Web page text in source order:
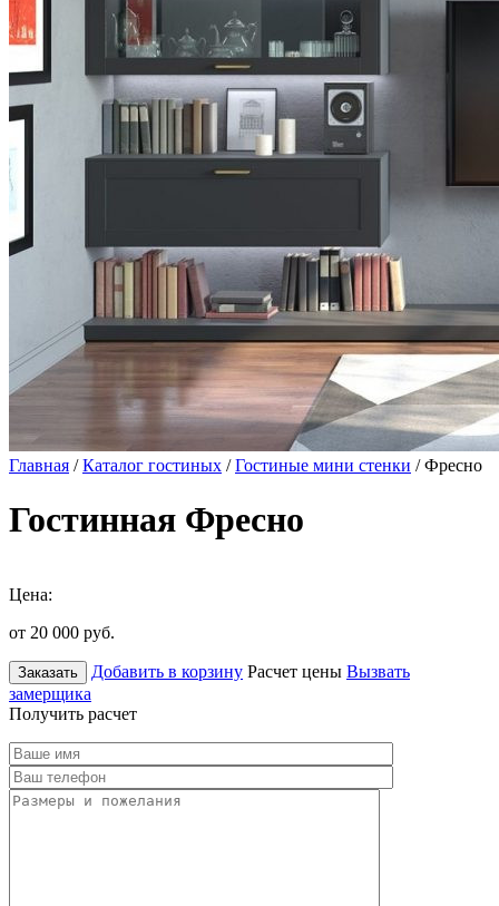
Главная /Каталог гостиных /Гостиные мини стенки / Фресно
Гостинная Фресно
Цена:
от 20 000 руб.
Заказать Добавить в корзину Расчет цены Вызвать
замерщика
Получить расчет